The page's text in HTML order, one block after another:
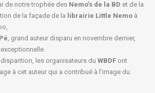
de notre trophée des Nemo’s de la BD et de la
de la façade de la librairie Little Nemo à
, grand auteur disparu en novembre dernier,
les organisateurs du WBDF ont
à cet auteur qui a contribué à l’image du